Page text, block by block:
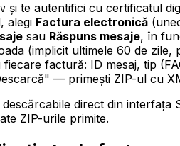
și te autentifici cu certificatul
alegi Factura electronică
sau Răspuns mesaje, în
(implicit ultimele 60 de
factură: ID mesaj, tip
— primești ZIP-ul cu
direct din interfața
ZIP-urile primite.